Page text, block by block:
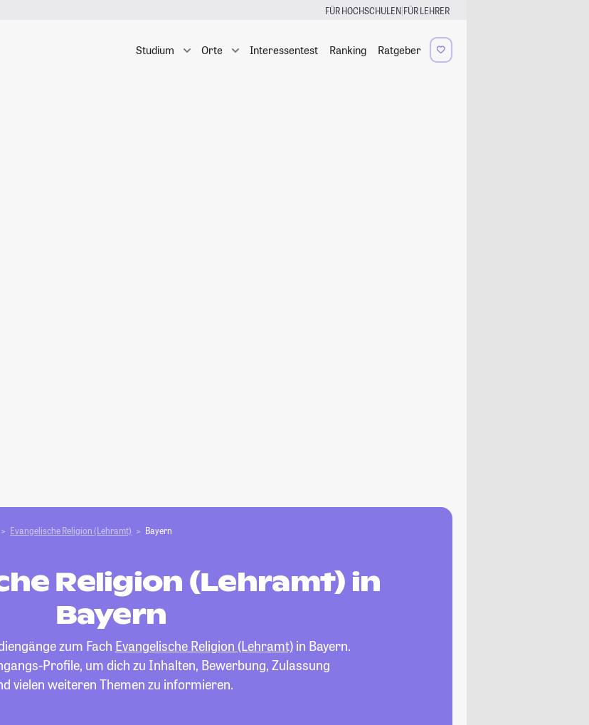
FÜR HOCHSCHULEN|FÜR LEHRER
Studium Orte Interessentest Ranking Ratgeber
Evangelische Religion (Lehramt) Bayern
Religion (Lehramt) in
Bayern
zum Fach Evangelische Religion (Lehramt)in Bayern.
Profile, um dich zu Inhalten, Bewerbung, Zulassung
vielen weiteren Themen zu informieren.